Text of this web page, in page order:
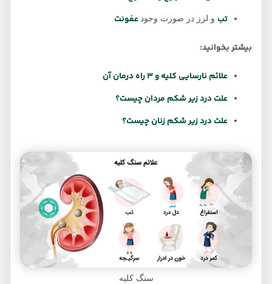
تبو لرز در صورت وجود عفونت
بیشتر بخوانید:
علائم نارسایی کلیه و 3 راه درمان آن
علت درد زیر شکم مردان چیست؟
علت درد زیر شکم زنان چیست؟
سنگ کلیه